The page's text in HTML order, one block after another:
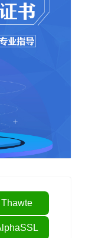
Thawte